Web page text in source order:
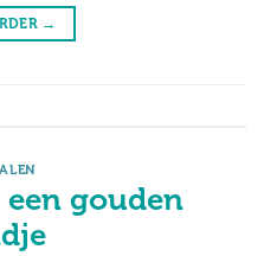
→
een gouden